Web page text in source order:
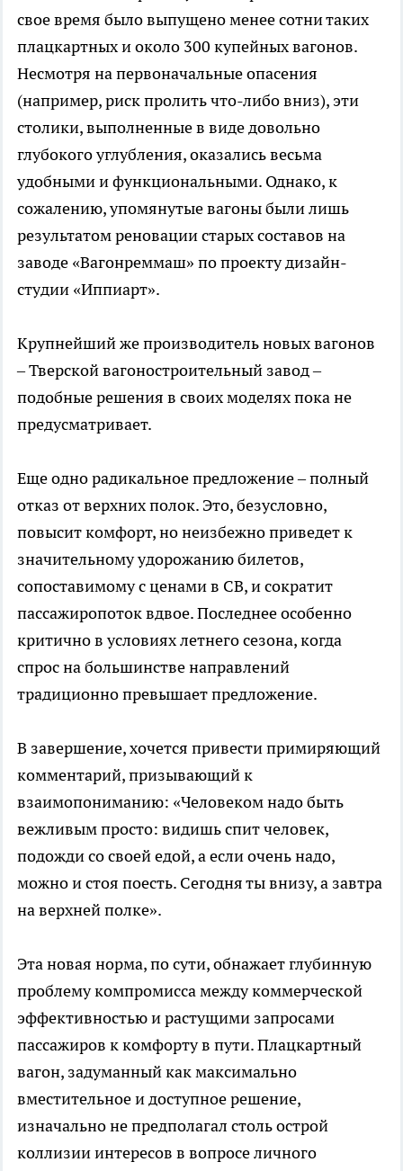
свое время было выпущено менее сотни таких
плацкартных и около 300 купейных вагонов.
Несмотря на первоначальные опасения
(например, риск пролить что-либо вниз), эти
столики, выполненные в виде довольно
глубокого углубления, оказались весьма
удобными и функциональными. Однако, к
сожалению, упомянутые вагоны были лишь
результатом реновации старых составов на
заводе «Вагонреммаш» по проекту дизайн-
студии «Иппиарт».
Крупнейший же производитель новых вагонов
– Тверской вагоностроительный завод –
подобные решения в своих моделях пока не
предусматривает.
Еще одно радикальное предложение – полный
отказ от верхних полок. Это, безусловно,
повысит комфорт, но неизбежно приведет к
значительному удорожанию билетов,
сопоставимому с ценами в СВ, и сократит
пассажиропоток вдвое. Последнее особенно
критично в условиях летнего сезона, когда
спрос на большинстве направлений
традиционно превышает предложение.
В завершение, хочется привести примиряющий
комментарий, призывающий к
взаимопониманию: «Человеком надо быть
вежливым просто: видишь спит человек,
подожди со своей едой, а если очень надо,
можно и стоя поесть. Сегодня ты внизу, а завтра
на верхней полке».
Эта новая норма, по сути, обнажает глубинную
проблему компромисса между коммерческой
эффективностью и растущими запросами
пассажиров к комфорту в пути. Плацкартный
вагон, задуманный как максимально
вместительное и доступное решение,
изначально не предполагал столь острой
коллизии интересов в вопросе личного